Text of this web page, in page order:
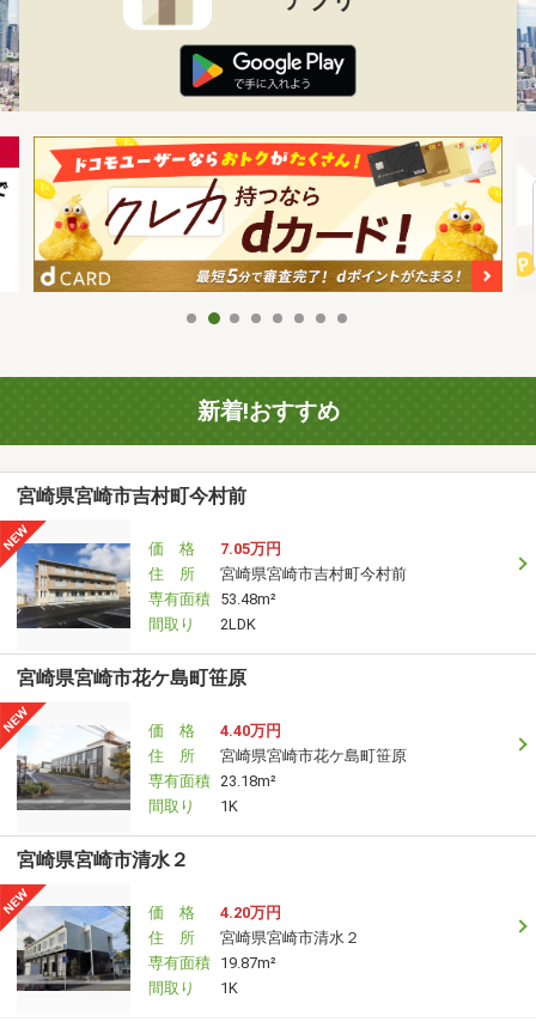
新着!おすすめ
宮崎県宮崎市吉村町今村前
価 格
7.05万円
住 所
宮崎県宮崎市吉村町今村前
専有面積 53.48m²
間取り
2LDK
宮崎県宮崎市花ケ島町笹原
価 格
4.40万円
住 所
宮崎県宮崎市花ケ島町笹原
専有面積 23.18m²
間取り
1K
宮崎県宮崎市清水２
価 格
4.20万円
住 所
宮崎県宮崎市清水２
専有面積 19.87m²
間取り
1K